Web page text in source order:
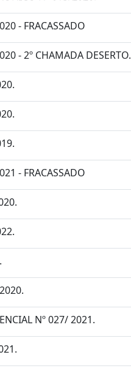
- FRACASSADO
- 2º CHAMADA DESERTO.
- FRACASSADO
Nº 027/ 2021.